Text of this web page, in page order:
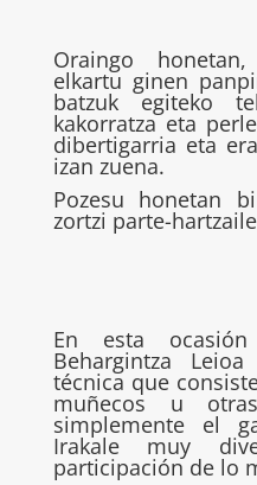
Oraingo
elkartu ginen
batzuk egiteko
kakorratza eta
dibertigarria eta
izan zuena.
Pozesu honetan
zortzi parte-
En esta
Behargintza
técnica que
muñecos u
simplemente el
Irakale muy
participación de lo